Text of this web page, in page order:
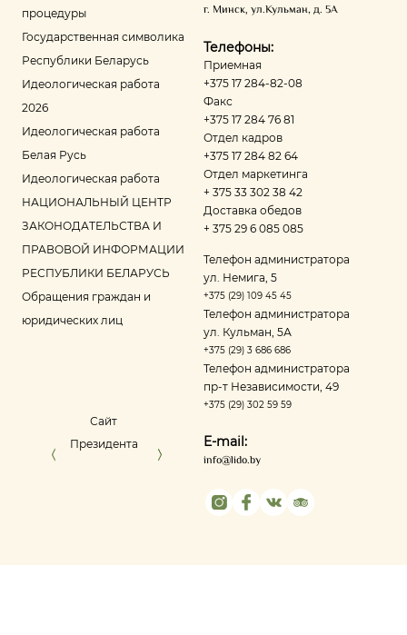
процедуры
Государственная символика
Республики Беларусь
Идеологическая работа
2026
Идеологическая работа
Белая Русь
Идеологическая работа
НАЦИОНАЛЬНЫЙ ЦЕНТР
ЗАКОНОДАТЕЛЬСТВА И
ПРАВОВОЙ ИНФОРМАЦИИ
РЕСПУБЛИКИ БЕЛАРУСЬ
Обращения граждан и
юридических лиц
Сайт
Президента
Президента
Республики
г. Минск ул.Кульман, д. 5А
Телефоны:
Приемная
+375 17 284-82-08
Факс
+375 17 284 76 81
Отдел кадров
+375 17 284 82 64
Отдел маркетинга
+ 375 33 302 38 42
Доставка обедов
+ 375 29 6 085 085
Телефон администратора
ул. Немига, 5
+375 (29) 109 45 45
Телефон администратора
ул. Кульман, 5А
+375 (29) 3 686 686
Телефон администратора
пр‑т Независимости, 49
+375 (29) 302 59 59
E-mail:
info@lido.by